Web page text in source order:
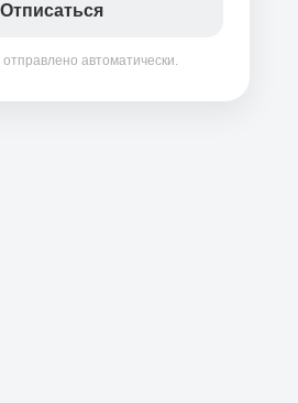
Отписаться
автоматически.